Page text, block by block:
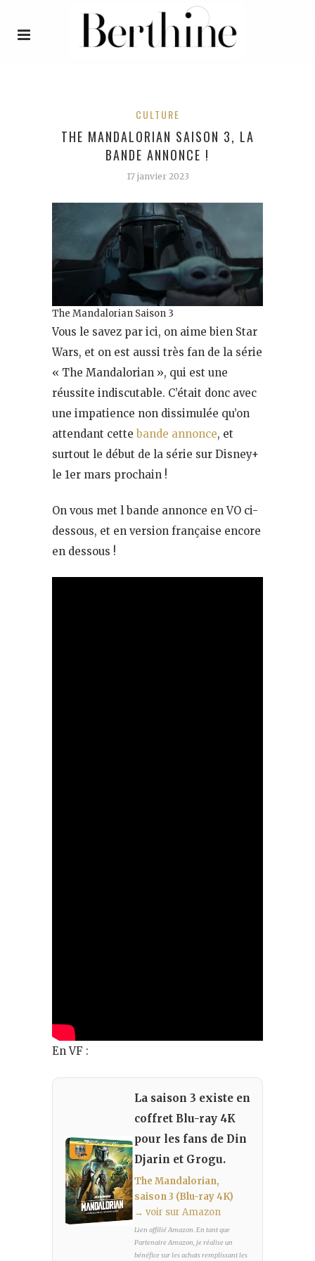
CULTURE
THE MANDALORIAN SAISON 3, LA
BANDE ANNONCE !
17 janvier 2023
The Mandalorian Saison 3
Vous le savez par ici, on aime bien Star
Wars, et on est aussi très fan de la série
« The Mandalorian », qui est une
réussite indiscutable. C’était donc avec
une impatience non dissimulée qu’on
attendant cette bande annonce, et
surtout le début de la série sur Disney+
le 1er mars prochain !
On vous met l bande annonce en VO ci-
dessous, et en version française encore
en dessous !
En VF :
La saison 3 existe en
coffret Blu-ray 4K
pour les fans de Din
Djarin et Grogu.
The Mandalorian,
saison 3 (Blu-ray 4K)
→ voir sur Amazon
Lien affilié Amazon. En tant que
Partenaire Amazon, je réalise un
bénéfice sur les achats remplissant les